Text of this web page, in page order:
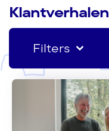
Klantverhalen
Filters